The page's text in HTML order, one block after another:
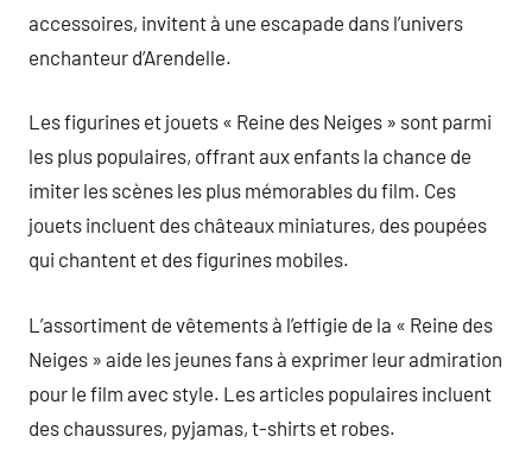
accessoires, invitent à une escapade dans l’univers
enchanteur d’Arendelle.
Les figurines et jouets « Reine des Neiges » sont parmi
les plus populaires, offrant aux enfants la chance de
imiter les scènes les plus mémorables du film. Ces
jouets incluent des châteaux miniatures, des poupées
qui chantent et des figurines mobiles.
L’assortiment de vêtements à l’effigie de la « Reine des
Neiges » aide les jeunes fans à exprimer leur admiration
pour le film avec style. Les articles populaires incluent
des chaussures, pyjamas, t-shirts et robes.